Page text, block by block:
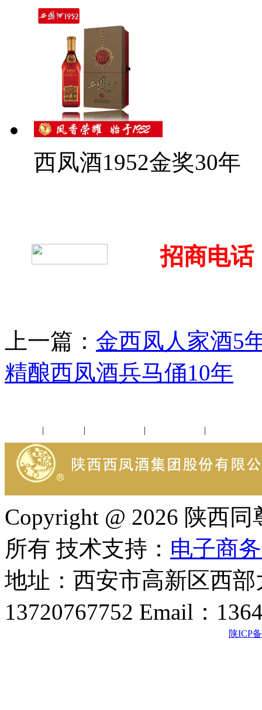
西凤酒1952金奖30年
招商电话
上一篇： 金西凤人家酒5
精酿西凤酒兵马俑10年
| | | |
Copyright @ 2026 陕西
所有 技术支持： 电子商
地址：西安市高新区西
13720767752 Email：
陕ICP